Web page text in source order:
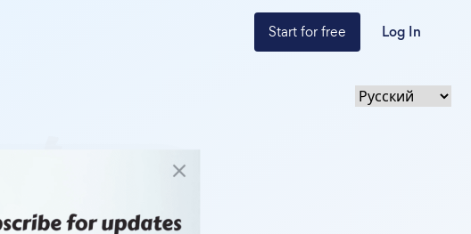
Start for free Log In